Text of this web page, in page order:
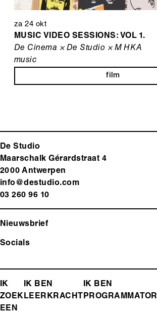
za 24 okt
MUSIC VIDEO SESSIONS: VOL 1.
De Cinema × De Studio × M HKA
music
film
De Studio
Maarschalk Gérardstraat 4
2000 Antwerpen
info@destudio.com
03 260 96 10
Nieuwsbrief
Socials
FOOTER-
MENU
IK
ZOEK
EEN
IK BEN
LEERKRACHT
IK BEN
PROGRAMMATOR